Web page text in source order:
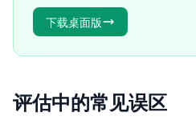
下载桌面版
评估中的常见误区